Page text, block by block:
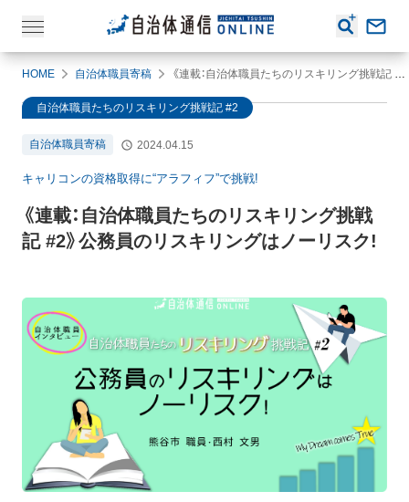
HOME 自治体職員寄稿 《連載：自治体職員たちのリスキリング挑戦記 #2》公務員のリスキリングはノーリスク!
自治体職員たちのリスキリング挑戦記 #2
自治体職員寄稿 2024.04.15
キャリコンの資格取得に“アラフィフ”で挑戦!
《連載：自治体職員たちのリスキリング挑戦
記 #2》公務員のリスキリングはノーリスク!